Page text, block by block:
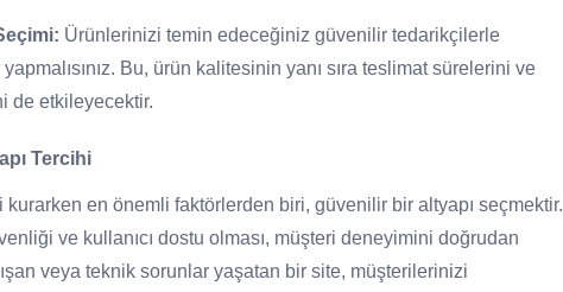
Ürünlerinizi temin edeceğiniz güvenilir tedarikçilerle
Bu, ürün kalitesinin yanı sıra teslimat sürelerini ve
de etkileyecektir.
Tercihi
kurarken en önemli faktörlerden biri, güvenilir bir altyapı seçmektir.
ve kullanıcı dostu olması, müşteri deneyimini doğrudan
veya teknik sorunlar yaşatan bir site, müşterilerinizi